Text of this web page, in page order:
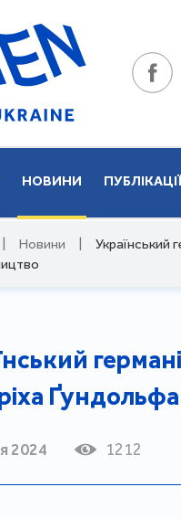
НОВИНИ ПУБЛІКАЦІЇ
Новини
Український
2024 1212